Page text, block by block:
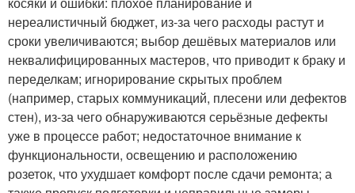
нереалистичный бюджет, из-за чего расходы растут и
сроки увеличиваются; выбор дешёвых материалов или
неквалифицированных мастеров, что приводит к браку и
переделкам; игнорирование скрытых проблем
(например, старых коммуникаций, плесени или дефектов
стен), из-за чего обнаруживаются серьёзные дефекты
уже в процессе работ; недостаточное внимание к
функциональности, освещению и расположению
розеток, что ухудшает комфорт после сдачи ремонта; а